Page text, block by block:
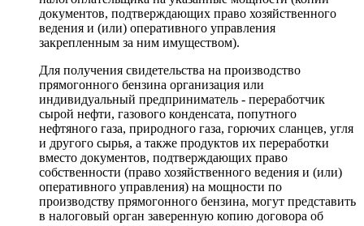
документов, подтверждающих право хозяйственного
ведения и (или) оперативного управления
закрепленным за ним имуществом).
Для получения свидетельства на производство
прямогонного бензина организация или
индивидуальный предприниматель - переработчик
сырой нефти, газового конденсата, попутного
нефтяного газа, природного газа, горючих сланцев, угля
и другого сырья, а также продуктов их переработки
вместо документов, подтверждающих право
собственности (право хозяйственного ведения и (или)
оперативного управления) на мощности по
производству прямогонного бензина, могут представить
в налоговый орган заверенную копию договора об